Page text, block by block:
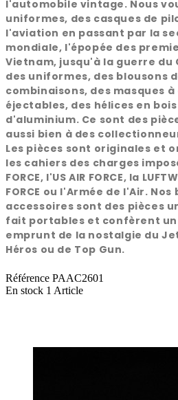
l'automobile vintage. Nous
uniformes, des casques de
l'aviation en passant par la
mondiale, l'épopée des
Vietnam, jusqu'à la guerre du
des uniformes, des blousons
combinaisons, des masques
éjectables, des hélices en
d'aluminium. Ce sont des
aussi bien à des
Les pièces sont originales et
les cahiers des charges
FORCE, l'US AIR FORCE, la
FORCE ou l'Armée de l'Air.
accessoires sont des pièces
fait portables et confèrent
emprunt de la nostalgie du
Héros ou de Top Gun.
Référence PAAC2601
En stock 1 Article